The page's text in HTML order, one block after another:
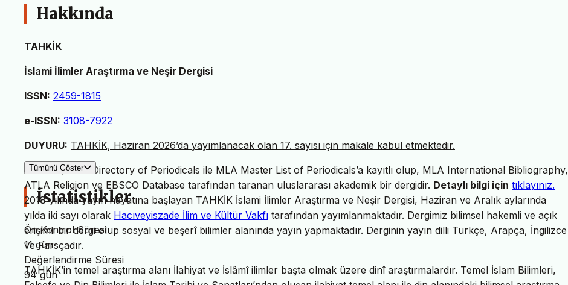
Hakkında
TAHKİK
İslami İlimler Araştırma ve Neşir Dergisi
ISSN: 2459-1815
e-ISSN: 3108-7922
DUYURU: TAHKİK, Haziran 2026’da yayımlanacak olan 17. sayısı için makale kabul etmektedir.
TAHKİK, MLA Directory of Periodicals ile MLA Master List of Periodicals’a kayıtlı olup, MLA International Bibliography,
ATLA Religion ve EBSCO Database tarafından taranan uluslararası akademik bir dergidir. Detaylı bilgi için tıklayınız.
2018 yılında yayın hayatına başlayan TAHKİK İslami İlimler Araştırma ve Neşir Dergisi, Haziran ve Aralık aylarında
yılda iki sayı olarak Hacıveyiszade İlim ve Kültür Vakfı tarafından yayımlanmaktadır. Dergimiz bilimsel hakemli ve açık
erişimli bir dergi olup sosyal ve beşerî bilimler alanında yayın yapmaktadır. Derginin yayın dilli Türkçe, Arapça, İngilizce
ve Farsçadır.
TAHKİK’in temel araştırma alanı İlahiyat ve İslâmî ilimler başta olmak üzere dinî araştırmalardır. Temel İslam Bilimleri,
Tümünü Göster
İstatistikler
Ön Kontrol Süresi
11 gün
Değerlendirme Süresi
94 gün